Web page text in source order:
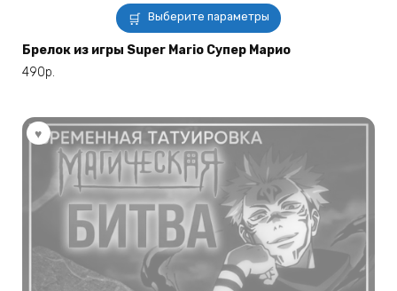
Выберите параметры
Этот
товар
имеет
можно
выбрать
на
странице
товара.
Брелок из игры Super Mario Супер Марио
490р.